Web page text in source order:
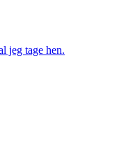
jeg tage hen.